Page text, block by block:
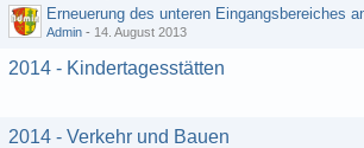
Erneuerung des unteren Eingangsbereiches
Admin - 14. August 2013
2014 - Kindertagesstätten
2014 - Verkehr und Bauen